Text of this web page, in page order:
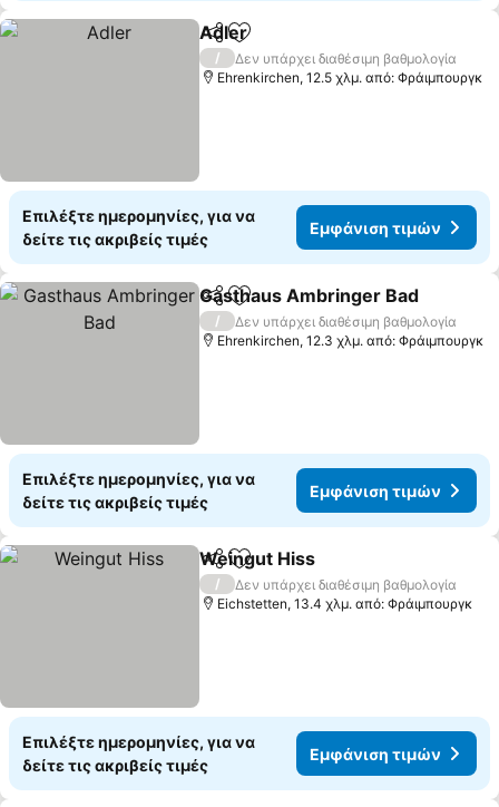
Κοινοποίηση
Προσθήκη στα αγαπημένα
Adler
/
Δεν υπάρχει διαθέσιμη βαθμολογία
Ehrenkirchen, 12.5 χλμ. από: Φράιμπουργκ
Επιλέξτε ημερομηνίες, για να
δείτε τις ακριβείς τιμές
Εμφάνιση τιμών
Κοινοποίηση
Προσθήκη στα αγαπημένα
Gasthaus Ambringer Bad
/
Δεν υπάρχει διαθέσιμη βαθμολογία
Ehrenkirchen, 12.3 χλμ. από: Φράιμπουργκ
Επιλέξτε ημερομηνίες, για να
δείτε τις ακριβείς τιμές
Εμφάνιση τιμών
Κοινοποίηση
Προσθήκη στα αγαπημένα
Weingut Hiss
/
Δεν υπάρχει διαθέσιμη βαθμολογία
Eichstetten, 13.4 χλμ. από: Φράιμπουργκ
Επιλέξτε ημερομηνίες, για να
δείτε τις ακριβείς τιμές
Εμφάνιση τιμών